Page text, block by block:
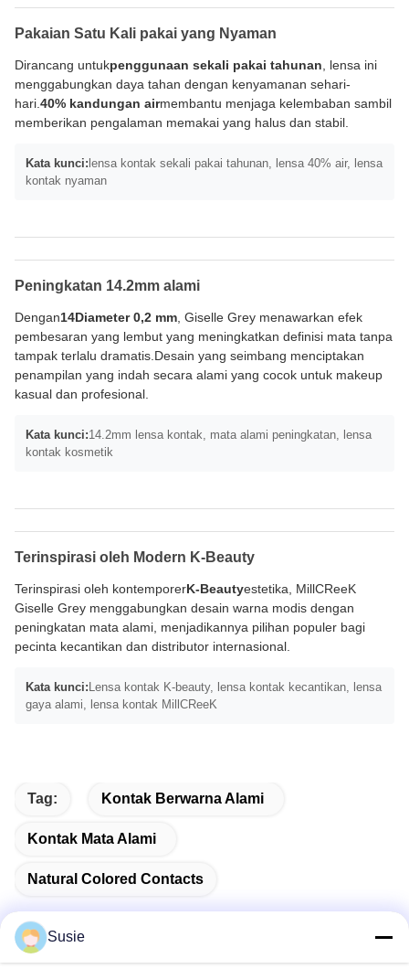
Pakaian Satu Kali pakai yang Nyaman
Dirancang untukpenggunaan sekali pakai tahunan , lensa ini
menggabungkan daya tahan dengan kenyamanan sehari-
hari. 40% kandungan airmembantu menjaga kelembaban sambil
memberikan pengalaman memakai yang halus dan stabil.
Kata kunci: lensa kontak sekali pakai tahunan, lensa 40% air, lensa
kontak nyaman
Peningkatan 14.2mm alami
Dengan14Diameter 0,2 mm , Giselle Grey menawarkan efek
pembesaran yang lembut yang meningkatkan definisi mata tanpa
tampak terlalu dramatis.Desain yang seimbang menciptakan
penampilan yang indah secara alami yang cocok untuk makeup
kasual dan profesional.
Kata kunci:14.2mm lensa kontak, mata alami peningkatan, lensa
kontak kosmetik
Terinspirasi oleh Modern K-Beauty
Terinspirasi oleh kontemporerK-Beautyestetika, MillCReeK
Giselle Grey menggabungkan desain warna modis dengan
peningkatan mata alami, menjadikannya pilihan populer bagi
pecinta kecantikan dan distributor internasional.
Kata kunci: Lensa kontak K-beauty, lensa kontak kecantikan, lensa
gaya alami, lensa kontak MillCReeK
Tag: Kontak Berwarna Alami
Kontak Mata Alami
Natural Colored Contacts
Susie